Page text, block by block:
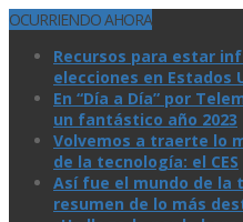
OCURRIENDO AHORA
Recursos para estar
elecciones en Estados
En “Día a Día” por
un fantástico año 2023
Volvemos a traerte lo
de la tecnologí­a: el CES
Así­ fue el mundo de la
resumen de lo más